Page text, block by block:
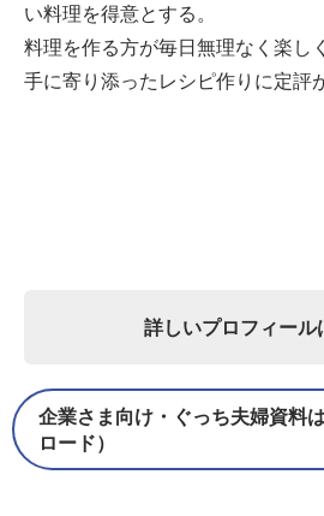
い料理を得意とする。
料理を作る方が毎日無理なく楽し
手に寄り添ったレシピ作りに定評
詳しいプロフィール
企業さま向け・ぐっち夫婦資料
ロード）